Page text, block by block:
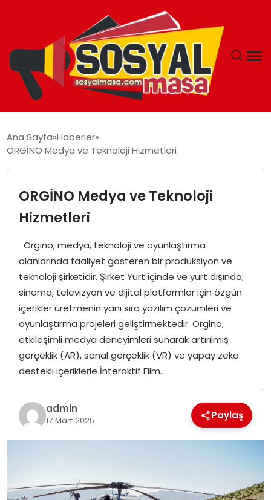
GÜNCEL
TEKNOLOJI
EĞITIM
GÜNDEM
MAGAZIN
Ana Sayfa Haberler
ORGİNO Medya ve Teknoloji Hizmetleri
ORGİNO Medya ve Teknoloji
Hizmetleri
Orgino; medya, teknoloji ve oyunlaştırma
alanlarında faaliyet gösteren bir prodüksiyon ve
teknoloji şirketidir. Şirket Yurt içinde ve yurt dışında;
sinema, televizyon ve dijital platformlar için özgün
içerikler üretmenin yanı sıra yazılım çözümleri ve
oyunlaştırma projeleri geliştirmektedir. Orgino,
etkileşimli medya deneyimleri sunarak artırılmış
gerçeklik (AR), sanal gerçeklik (VR) ve yapay zeka
destekli içeriklerle İnteraktif Film…
admin
17 Mart 2025 Paylaş